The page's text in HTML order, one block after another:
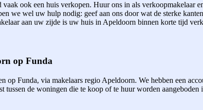
ook een huis verkopen. Huur ons in als
we wel uw hulp nodig: geef aan ons door wat de sterke
aan uw zijde is uw huis in Apeldoorn binnen korte tijd
op Funda
op Funda, via makelaars regio Apeldoorn. We hebben een
tussen de woningen die te koop of te huur worden